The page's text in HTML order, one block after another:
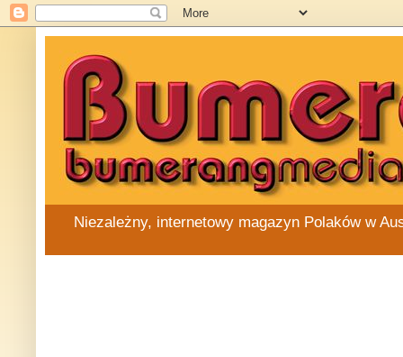
Niezależny, internetowy magazyn Polaków w